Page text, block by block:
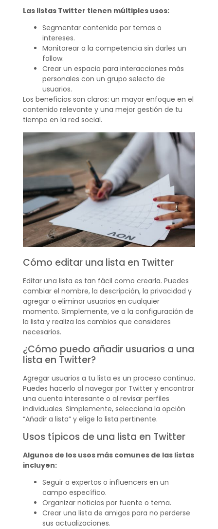
Las listas Twitter tienen múltiples usos:
Segmentar contenido por temas o
intereses.
Monitorear a la competencia sin darles un
follow.
Crear un espacio para interacciones más
personales con un grupo selecto de
usuarios.
Los beneficios son claros: un mayor enfoque en el
contenido relevante y una mejor gestión de tu
tiempo en la red social.
Cómo editar una lista en Twitter
Editar una lista es tan fácil como crearla. Puedes
cambiar el nombre, la descripción, la privacidad y
agregar o eliminar usuarios en cualquier
momento. Simplemente, ve a la configuración de
la lista y realiza los cambios que consideres
necesarios.
¿Cómo puedo añadir usuarios a una
lista en Twitter?
Agregar usuarios a tu lista es un proceso continuo.
Puedes hacerlo al navegar por Twitter y encontrar
una cuenta interesante o al revisar perfiles
individuales. Simplemente, selecciona la opción
“Añadir a lista” y elige la lista pertinente.
Usos típicos de una lista en Twitter
Algunos de los usos más comunes de las listas
incluyen:
Seguir a expertos o influencers en un
campo específico.
Organizar noticias por fuente o tema.
Crear una lista de amigos para no perderse
sus actualizaciones.